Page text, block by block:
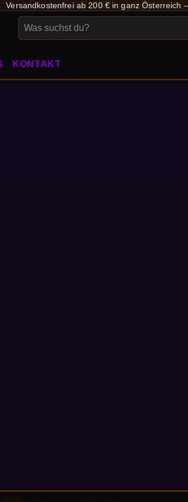
Versandkostenfrei ab 200 € in ganz Österreich
KONTAKT